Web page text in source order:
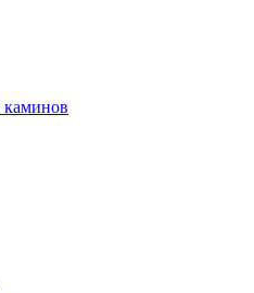
каминов